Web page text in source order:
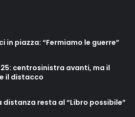
in piazza: “Fermiamo le guerre”
centrosinistra avanti, ma il
il distacco
distanza resta al “Libro possibile”